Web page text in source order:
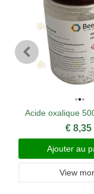
Acide oxalique
€ 8,35
Ajouter au
View